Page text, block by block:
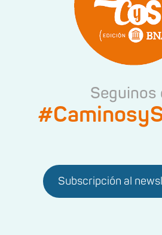
Seguinos
Subscripción al